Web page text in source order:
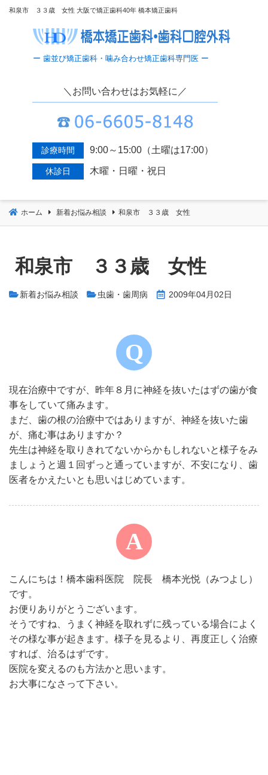
和泉市 ３３歳 女性 大阪で矯正歯科40年 橋本矯正歯科
＼お問い合わせはお気軽に／
診療時間 9:00～15:00（土曜は17:00）
休診日 木曜・日曜・祝日
ホーム 新着お悩み相談 和泉市 ３３歳 女性
和泉市 ３３歳 女性
新着お悩み相談 虫歯・歯周病 2009年04月02日
現在治療中ですが、昨年８月に神経を抜いたはずの歯が食
事をしていて痛みます。
まだ、歯の根の治療中ではありますが、神経を抜いた歯
が、痛む事はありますか？
先生は神経を取りきれてないからかもしれないと様子をみ
ましょうと週１回ずっと通っていますが、不安になり、歯
医者をかえたいとも思いはじめています。
こんにちは！橋本歯科医院 院長 橋本光悦（みつよし）
です。
お便りありがとうございます。
そうですね、うまく神経を取れずに残っている場合によく
その様な事が起きます。様子を見るより、再度正しく治療
すれば、治るはずです。
医院を変えるのも方法かと思います。
お大事になさって下さい。